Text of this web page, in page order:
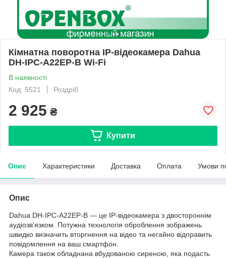
Кімнатна поворотна IP-відеокамера Dahua
DH-IPC-A22EP-B Wi-Fi
В наявності
Код: 5521
Роздріб
2 925 ₴
Купити
Опис Характеристики Доставка Оплата Умови
Опис
Dahua DH-IPC-A22EP-B — це IP-відеокамера з двостороннім
аудіозв'язком. Потужна технологія оброблення зображень
швидко визначить вторгнення на відео та негайно відправить
повідомлення на ваш смартфон.
Камера також обладнана вбудованою сиреною, яка подасть